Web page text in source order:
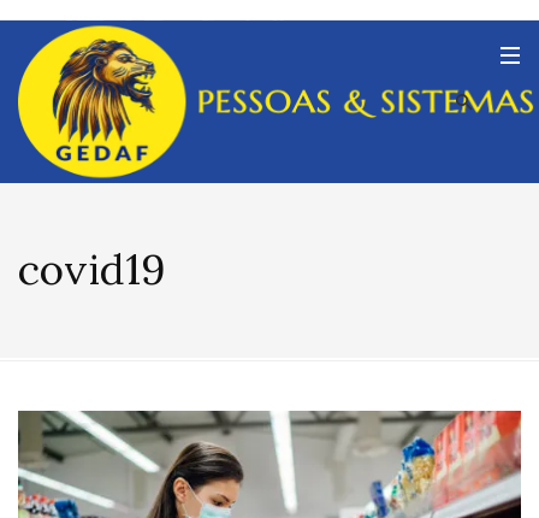
covid19